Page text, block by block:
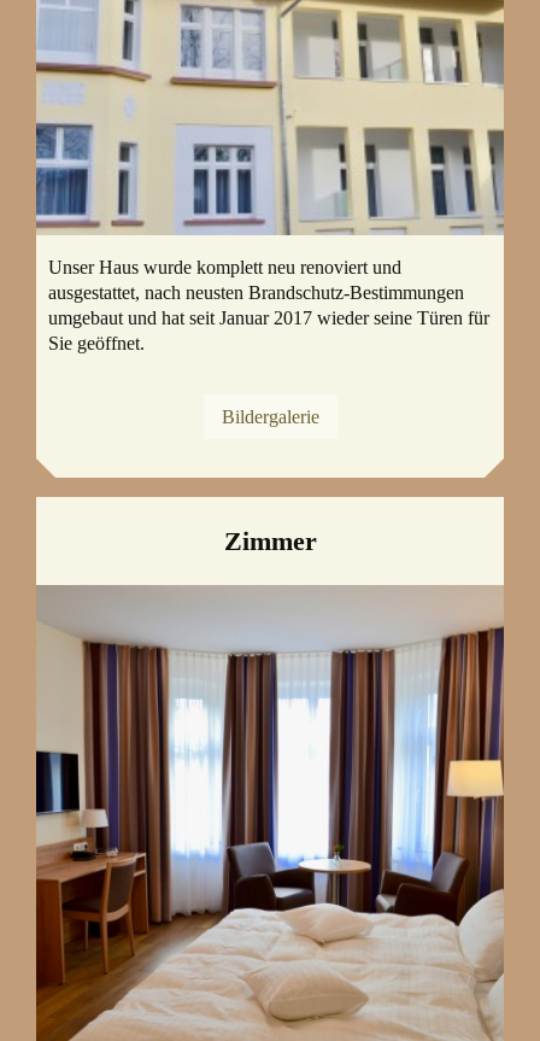
Unser Haus wurde komplett neu renoviert und
ausgestattet, nach neusten Brandschutz-Bestimmungen
umgebaut und hat seit Januar 2017 wieder seine Türen für
Sie geöffnet.
Bildergalerie
Zimmer